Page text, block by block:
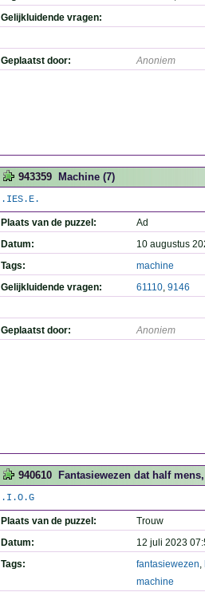
Gelijkluidende vragen:
Geplaatst door: Anoniem
943359 Machine (7)
.IES.E.
Plaats van de puzzel:
Ad
Datum:
10 augustus
Tags:
machine
Gelijkluidende vragen:
61110, 9146
Geplaatst door: Anoniem
940610 Fantasiewezen dat half
.I.O.G
Plaats van de puzzel:
Trouw
Datum:
12 juli 2023
Tags:
fantasiewezen,
machine